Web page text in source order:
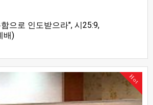
으로 인도받으라", 시25:9,
배)
Hot